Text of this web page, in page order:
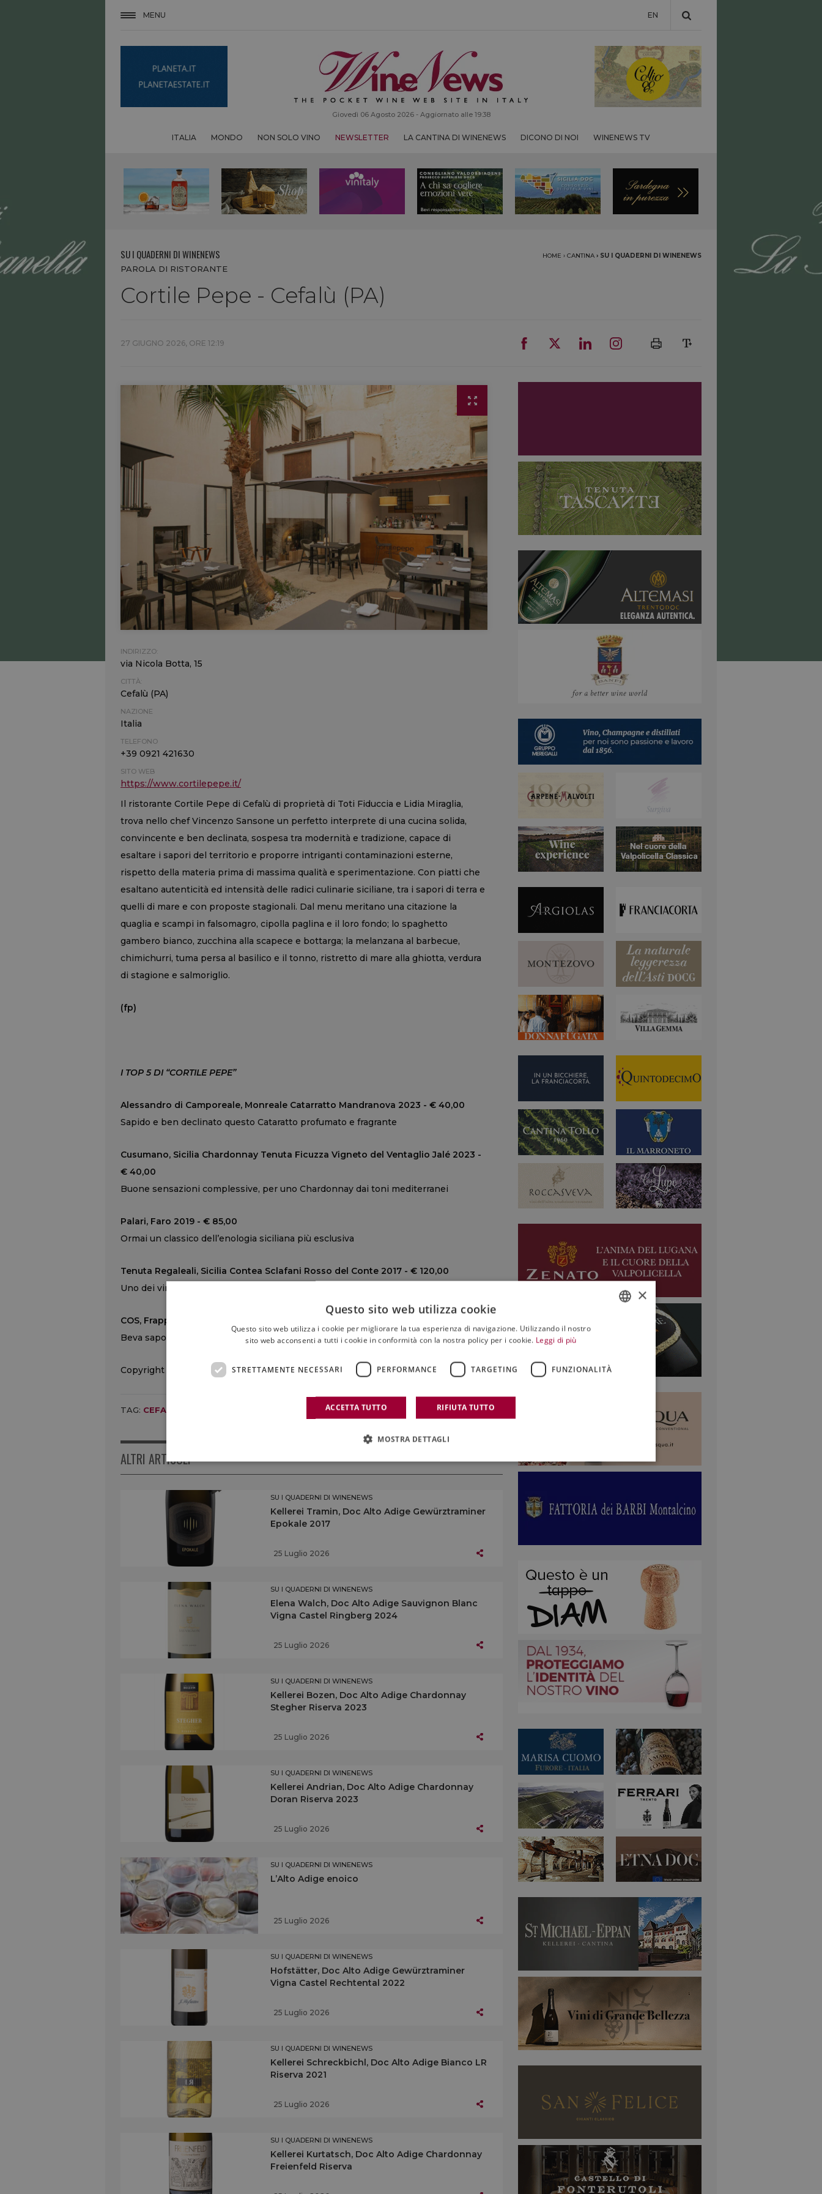
MENU EN
Giovedì 06 Agosto 2026 - Aggiornato alle 19:38
ITALIA MONDO NON SOLO VINO NEWSLETTER LA CANTINA DI WINENEWS DICONO DI NOI WINENEWS TV
SU I QUADERNI DI WINENEWS HOME › CANTINA › SU I QUADERNI DI WINENEWS
PAROLA DI RISTORANTE
Cortile Pepe - Cefalù (PA)
27 GIUGNO 2026, ORE 12:19
INDIRIZZO:
via Nicola Botta, 15
CITTÀ:
Cefalù (PA)
NAZIONE
Italia
TELEFONO
+39 0921 421630
SITO WEB
https://www.cortilepepe.it/
Il ristorante Cortile Pepe di Cefalù di proprietà di Toti Fiduccia e Lidia Miraglia,
trova nello chef Vincenzo Sansone un perfetto interprete di una cucina solida,
convincente e ben declinata, sospesa tra modernità e tradizione, capace di
esaltare i sapori del territorio e proporre intriganti contaminazioni esterne,
rispetto della materia prima di massima qualità e sperimentazione. Con piatti che
esaltano autenticità ed intensità delle radici culinarie siciliane, tra i sapori di terra e
quelli di mare e con proposte stagionali. Dal menu meritano una citazione la
quaglia e scampi in falsomagro, cipolla paglina e il loro fondo; lo spaghetto
gambero bianco, zucchina alla scapece e bottarga; la melanzana al barbecue,
chimichurri, tuma persa al basilico e il tonno, ristretto di mare alla ghiotta, verdura
di stagione e salmoriglio.
(fp)
I TOP 5 DI “CORTILE PEPE”
Alessandro di Camporeale, Monreale Catarratto Mandranova 2023 - € 40,00
Sapido e ben declinato questo Cataratto profumato e fragrante
Cusumano, Sicilia Chardonnay Tenuta Ficuzza Vigneto del Ventaglio Jalé 2023 -
€ 40,00
Buone sensazioni complessive, per uno Chardonnay dai toni mediterranei
Palari, Faro 2019 - € 85,00
Ormai un classico dell’enologia siciliana più esclusiva
Tenuta Regaleali, Sicilia Contea Sclafani Rosso del Conte 2017 - € 120,00
Uno dei vini che hanno rilanciato a tutto tondo il vino siciliano
COS, Frappato 2023 - € 38,00
Beva saporita e godibile, per un rosso dal carattere “gastronomico”
Copyright © 2000/2026
TAG: CEFALÙ
ALTRI ARTICOLI
SU I QUADERNI DI WINENEWS
Kellerei Tramin, Doc Alto Adige Gewürztraminer
Epokale 2017
25 Luglio 2026
SU I QUADERNI DI WINENEWS
Elena Walch, Doc Alto Adige Sauvignon Blanc
Vigna Castel Ringberg 2024
25 Luglio 2026
SU I QUADERNI DI WINENEWS
Kellerei Bozen, Doc Alto Adige Chardonnay
Stegher Riserva 2023
25 Luglio 2026
SU I QUADERNI DI WINENEWS
Kellerei Andrian, Doc Alto Adige Chardonnay
Doran Riserva 2023
25 Luglio 2026
SU I QUADERNI DI WINENEWS
L’Alto Adige enoico
25 Luglio 2026
SU I QUADERNI DI WINENEWS
Hofstätter, Doc Alto Adige Gewürztraminer
Vigna Castel Rechtental 2022
25 Luglio 2026
SU I QUADERNI DI WINENEWS
Kellerei Schreckbichl, Doc Alto Adige Bianco LR
Riserva 2021
25 Luglio 2026
SU I QUADERNI DI WINENEWS
Kellerei Kurtatsch, Doc Alto Adige Chardonnay
Freienfeld Riserva
×
Questo sito web utilizza cookie
Questo sito web utilizza i cookie per migliorare la tua esperienza di navigazione. Utilizzando il nostro
sito web acconsenti a tutti i cookie in conformità con la nostra policy per i cookie. Leggi di più
STRETTAMENTE NECESSARI PERFORMANCE TARGETING FUNZIONALITÀ
ACCETTA TUTTO RIFIUTA TUTTO
MOSTRA DETTAGLI